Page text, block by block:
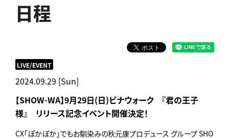
日程
2024.09.29 [Sun]
LIVE/EVENT
【SHOW-WA】9月29日(日)ビナウォーク 『君の王子
様』 リリース記念イベント開催決定！
CX「ぽかぽか」でもお馴染みの秋元康プロデュース グループ SHO